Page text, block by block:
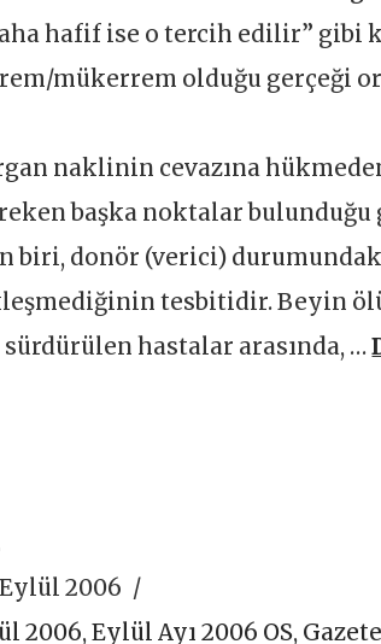
hafif ise o tercih edilir” gibi
mükerrem olduğu gerçeği
naklinin cevazına
başka noktalar
biri, donör (verici)
tesbitidir. Beyin
sürdürülen hastalar arasında, …
2006
2006,Eylül Ayı 2006 OS,